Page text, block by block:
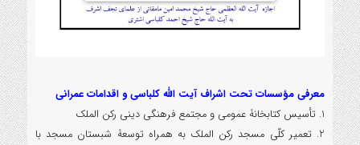
معرفی مؤسسات تحت اشراف آیت الله کلباسی و اقدامات عمرانی
1. تأسیس کتابخانۀ عمومی و مجتمع فرهنگی دینی رکن الملک
2. تعمیر کلّی مسجد رکن الملک به همراه توسعۀ شبستان مسجد با